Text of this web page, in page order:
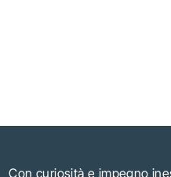
Con curiosità e impegno